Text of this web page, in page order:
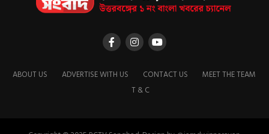
ABOUT US ADVERTISE WITH US CONTACT US
MEET THE TEAM
T & C